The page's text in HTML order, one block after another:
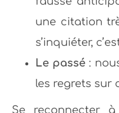
une citation
s’inquiéter,
Le passé :
les regrets sur
Se reconnecter à